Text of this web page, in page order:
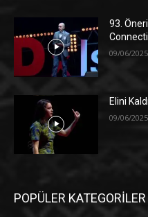
93.
09/06/2025
Elini
09/06/2025
POPÜLER KATEGORİLER